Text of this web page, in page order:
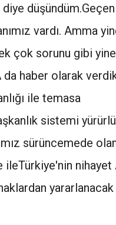
düşündüm.Geçen
vardı. Amma
çok sorunu gibi yine
haber olarak
ile temasa
sistemi
sürüncemede
ileTürkiye'nin